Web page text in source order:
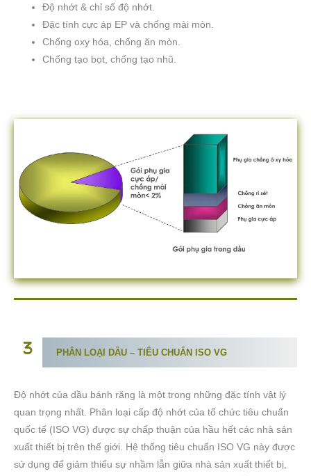
Độ nhớt & chỉ số độ nhớt.
Đặc tính cực áp EP và chống mài mòn.
Chống oxy hóa, chống ăn mòn.
Chống tạo bọt, chống tạo nhũ.
PHÂN LOẠI DẦU – TIÊU CHUẨN ISO VG
Độ nhớt của dầu bánh răng là một trong những đặc tính vật lý
quan trọng nhất. Phân loại cấp độ nhớt của tổ chức tiêu chuẩn
quốc tế (ISO VG) được sự chấp thuận của hầu hết các nhà sản
xuất thiết bị trên thế giới. Hệ thống tiêu chuẩn ISO VG này được
sử dụng để giảm thiểu sự nhầm lẫn giữa nhà sản xuất thiết bị,